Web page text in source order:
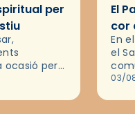
per
ocasió per
i, a
El
cor
En
el
de
03/